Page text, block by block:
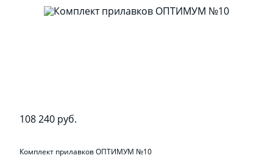
108 240 руб.
Комплект прилавков ОПТИМУМ №10